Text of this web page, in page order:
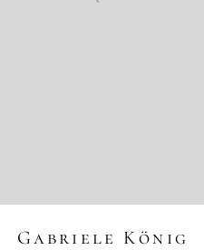
Gabriele König